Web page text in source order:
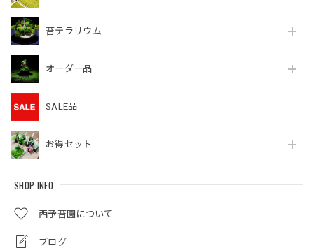
苔テラリウム
オーダー品
SALE品
お得セット
SHOP INFO
西予苔園について
ブログ